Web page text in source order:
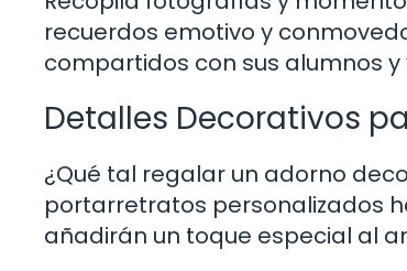
recuerdos emotivo y
compartidos con sus alumnos
Detalles Decorativos
¿Qué tal regalar un adorno
portarretratos personalizados
añadirán un toque especial al